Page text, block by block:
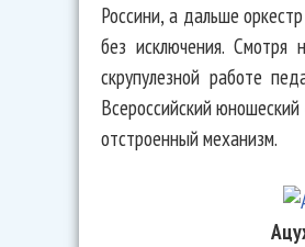
Россини, а дальше
без исключения.
скрупулезной работе
Всероссийский
отстроенный механизм.